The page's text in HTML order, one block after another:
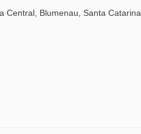
Blumenau, Santa Catarina